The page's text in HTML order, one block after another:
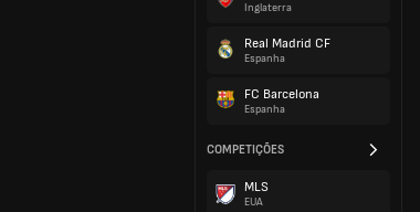
Inglaterra
Real Madrid CF
Espanha
FC Barcelona
Espanha
COMPETIÇÕES
MLS
EUA